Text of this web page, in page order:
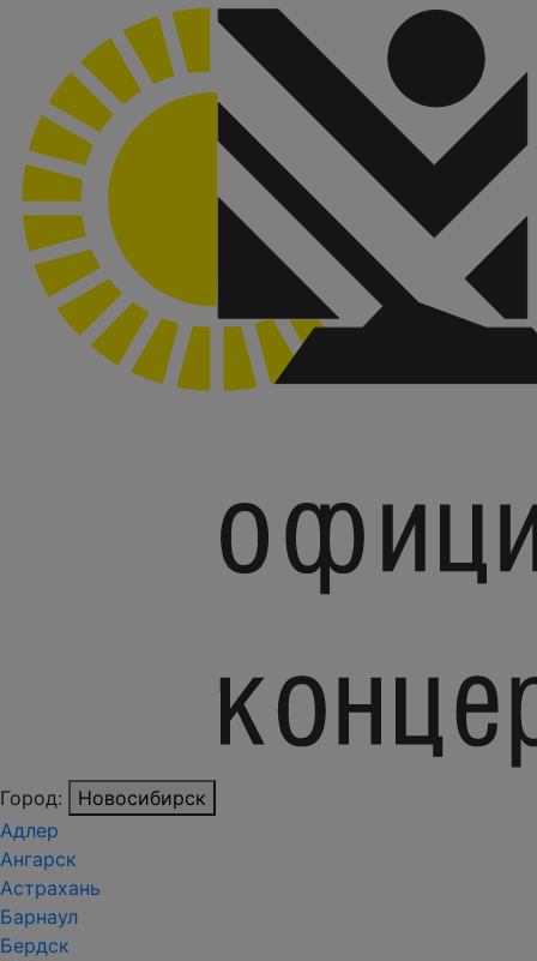
Город:
Новосибирск
Адлер
Ангарск
Астрахань
Барнаул
Бердск